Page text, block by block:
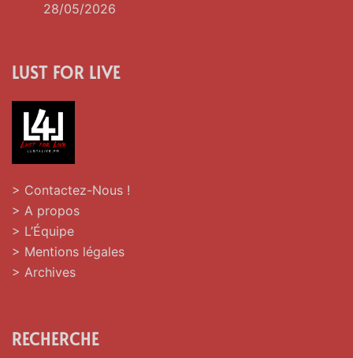
28/05/2026
LUST FOR LIVE
> Contactez-Nous !
> A propos
> L’Équipe
> Mentions légales
> Archives
RECHERCHE